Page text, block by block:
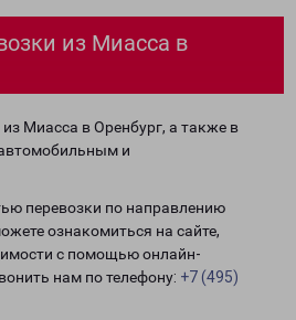
из Миасса в
Миасса в Оренбург, а также в
и
перевозки по направлению
ознакомиться на сайте,
с помощью онлайн-
нам по телефону: +7 (495)